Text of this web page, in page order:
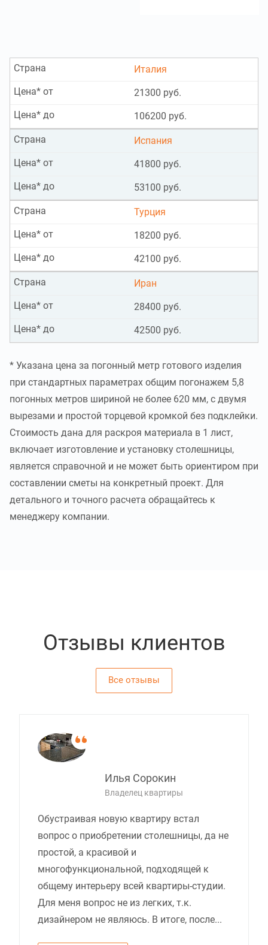
Италия
Страна
21300 руб.
Цена* от
106200 руб.
Цена* до
Испания
Страна
41800 руб.
Цена* от
53100 руб.
Цена* до
Турция
Страна
18200 руб.
Цена* от
42100 руб.
Цена* до
Иран
Страна
28400 руб.
Цена* от
42500 руб.
Цена* до
* Указана цена за погонный метр готового изделия
при стандартных параметрах общим погонажем 5,8
погонных метров шириной не более 620 мм, с двумя
вырезами и простой торцевой кромкой без подклейки.
Стоимость дана для раскроя материала в 1 лист,
включает изготовление и установку столешницы,
является справочной и не может быть ориентиром при
составлении сметы на конкретный проект. Для
детального и точного расчета обращайтесь к
менеджеру компании.
Отзывы клиентов
Все отзывы
Илья Сорокин
Владелец квартиры
Обустраивая новую квартиру встал
вопрос о приобретении столешницы, да не
простой, а красивой и
многофункциональной, подходящей к
общему интерьеру всей квартиры-студии.
Для меня вопрос не из легких, т.к.
дизайнером не являюсь. В итоге, после...